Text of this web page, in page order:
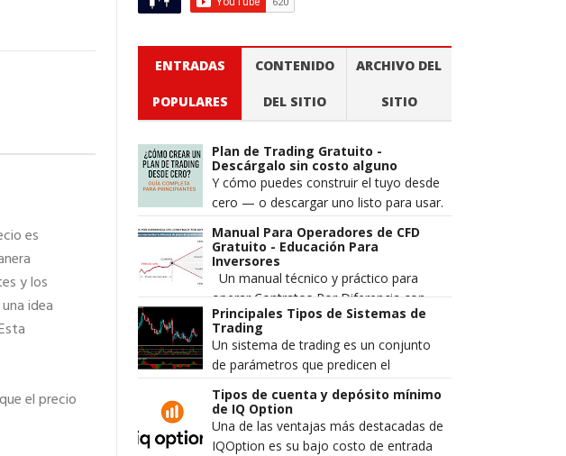
es
y los
idea
el precio
ENTRADAS
POPULARES
CONTENIDO
DEL SITIO
ARCHIVO DEL
SITIO
Plan de Trading Gratuito -
Descárgalo sin costo alguno
Y cómo puedes construir el tuyo desde
cero — o descargar uno listo para usar.
Cuando alguien pierde dinero en los
mercados, la explicación m...
Manual Para Operadores de CFD
Gratuito - Educación Para
Inversores
Un manual técnico y práctico para
operar Contratos Por Diferencia con
mayor precisión, gestión de riesgo
estructurada y una comprensión má...
Principales Tipos de Sistemas de
Trading
Un sistema de trading es un conjunto
de parámetros que predicen el
movimiento del precio de un par de
divisas. Los traders más
experimentado...
Tipos de cuenta y depósito mínimo
de IQ Option
Una de las ventajas más destacadas de
IQOption es su bajo costo de entrada